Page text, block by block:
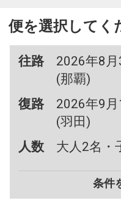
便を選択してく
往路
2026年8
(那覇)
復路
2026年9
(羽田)
人数
大人2名・
条件